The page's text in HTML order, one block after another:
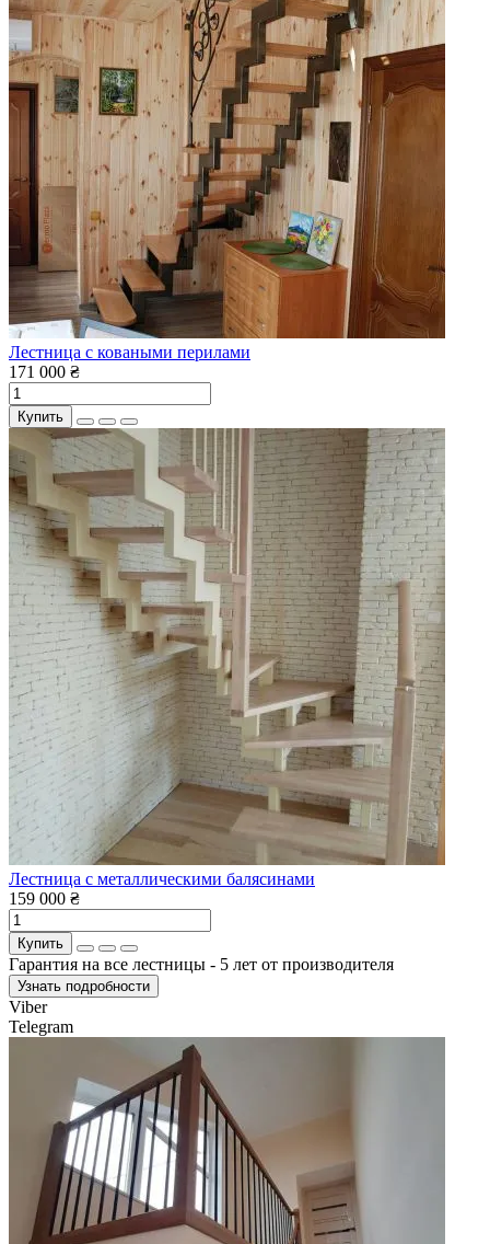
Лестница с коваными перилами
171 000 ₴
Купить
Лестница с металлическими балясинами
159 000 ₴
Купить
Гарантия на все лестницы - 5 лет от производителя
Узнать подробности
Viber
Telegram